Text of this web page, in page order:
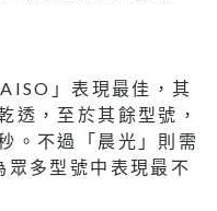
」表現最佳，其
透，至於其餘型號，
。不過「晨光」則需
多型號中表現最不